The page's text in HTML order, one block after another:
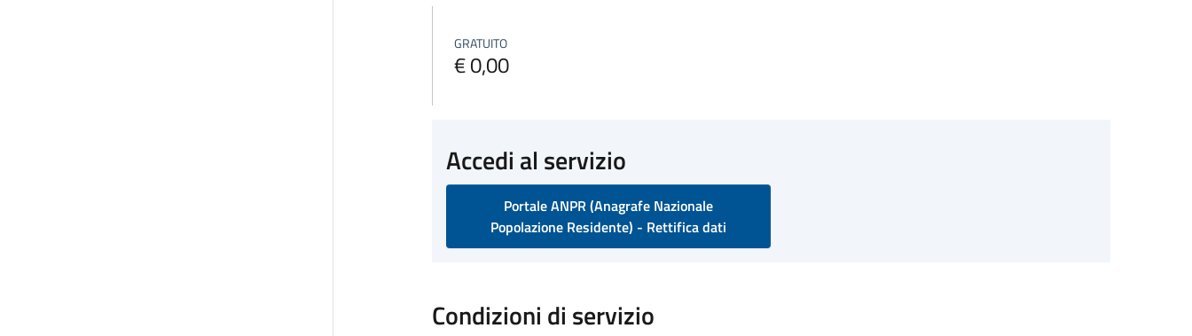
GRATUITO
€ 0,00
Accedi al servizio
Portale ANPR (Anagrafe Nazionale
Popolazione Residente) - Rettifica dati
Condizioni di servizio